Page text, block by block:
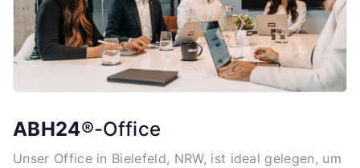
ABH24®-Office
Unser Office in Bielefeld, NRW, ist ideal gelegen, um